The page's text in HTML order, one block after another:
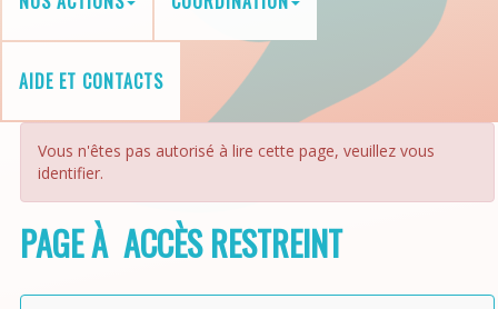
AIDE ET CONTACTS
Vous n'êtes pas autorisé à lire cette page, veuillez vous
identifier.
PAGE À ACCÈS RESTREINT